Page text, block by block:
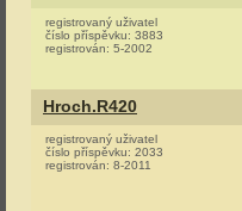
registrovaný uživatel
číslo příspěvku: 3883
registrován: 5-2002
Hroch.R420
registrovaný uživatel
číslo příspěvku: 2033
registrován: 8-2011